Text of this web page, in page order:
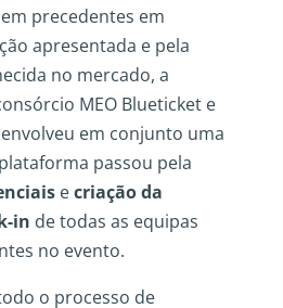
precedentes em
apresentada e pela
no mercado, a
MEO Blueticket e
em conjunto uma
passou pela
ecriação da
in de todas as equipas
no evento.
o processo de